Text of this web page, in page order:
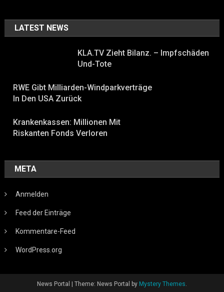
LATEST NEWS
KLA.TV Zieht Bilanz. – Impfschäden
Und-Tote
RWE Gibt Milliarden-Windparkverträge
In Den USA Zurück
Krankenkassen: Millionen Mit
Riskanten Fonds Verloren
META
Anmelden
Feed der Einträge
Kommentare-Feed
WordPress.org
News Portal | Theme: News Portal by Mystery Themes